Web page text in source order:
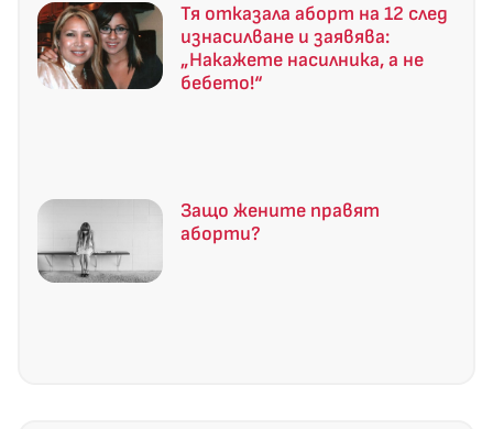
Тя отказала аборт на 12 след
изнасилване и заявява:
„Накажете насилника, а не
бебето!“
Защо жените правят
аборти?